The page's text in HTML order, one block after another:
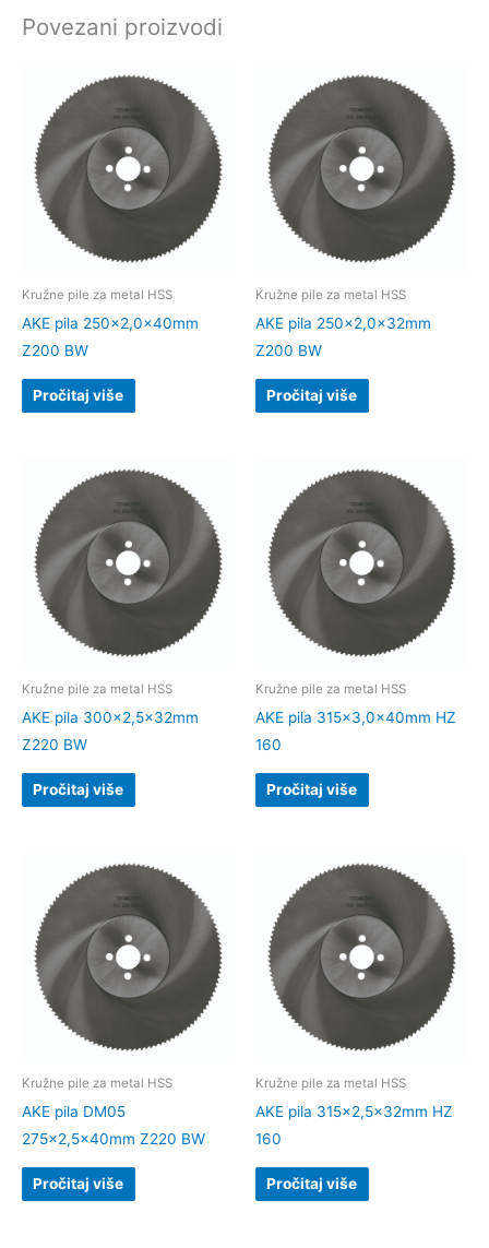
Povezani proizvodi
Kružne pile za metal HSS
AKE pila 250×2,0x40mm
Z200 BW
Pročitaj više
Kružne pile za metal HSS
AKE pila 250×2,0x32mm
Z200 BW
Pročitaj više
Kružne pile za metal HSS
AKE pila 300×2,5x32mm
Z220 BW
Pročitaj više
Kružne pile za metal HSS
AKE pila 315×3,0x40mm HZ
160
Pročitaj više
Kružne pile za metal HSS
AKE pila DM05
275×2,5x40mm Z220 BW
Pročitaj više
Kružne pile za metal HSS
AKE pila 315×2,5x32mm HZ
160
Pročitaj više